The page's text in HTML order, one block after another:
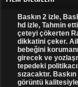
Baskın 2 izle,
hd izle, Tahmin
çeteyi çökerten
dikkatini çeker.
bebeğini
girecek ve
tepedeki
sızacaktır.
görüntü